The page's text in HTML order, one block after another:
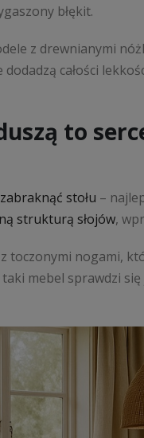
błękit.
z drewnianymi
całości
to
stołu –
strukturą słojów,
toczonymi nogami,
mebel sprawdzi